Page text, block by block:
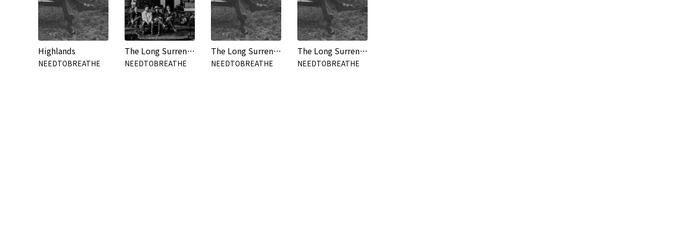
Highlands
NEEDTOBREATHE
The Long Surrender (Live at RCA Studios)
NEEDTOBREATHE
The Long Surrender
NEEDTOBREATHE
The Long Surrender
NEEDTOBREATHE